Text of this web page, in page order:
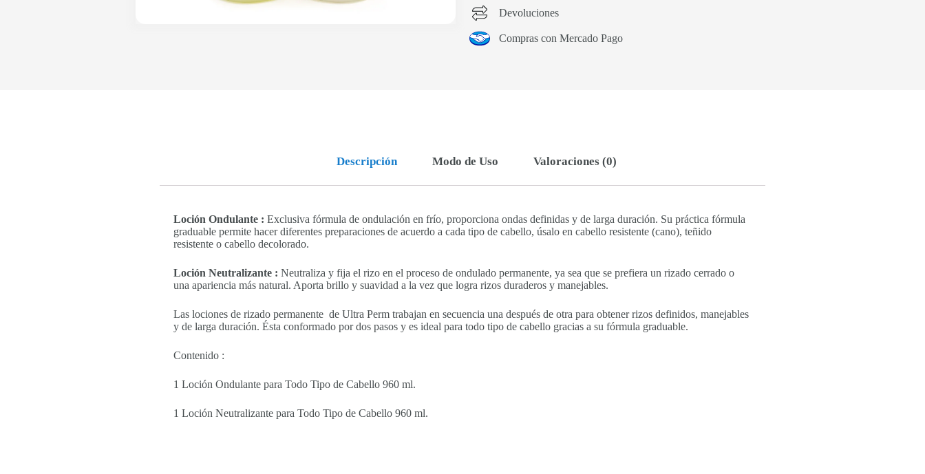
Devoluciones
Compras con Mercado Pago
Descripción Modo de Uso Valoraciones (0)
Loción Ondulante : Exclusiva fórmula de ondulación en frío, proporciona ondas definidas y de larga duración. Su práctica fórmula
graduable permite hacer diferentes preparaciones de acuerdo a cada tipo de cabello, úsalo en cabello resistente (cano), teñido
resistente o cabello decolorado.
Loción Neutralizante : Neutraliza y fija el rizo en el proceso de ondulado permanente, ya sea que se prefiera un rizado cerrado o
una apariencia más natural. Aporta brillo y suavidad a la vez que logra rizos duraderos y manejables.
Las lociones de rizado permanente de Ultra Perm trabajan en secuencia una después de otra para obtener rizos definidos, manejables
y de larga duración. Ésta conformado por dos pasos y es ideal para todo tipo de cabello gracias a su fórmula graduable.
Contenido :
1 Loción Ondulante para Todo Tipo de Cabello 960 ml.
1 Loción Neutralizante para Todo Tipo de Cabello 960 ml.